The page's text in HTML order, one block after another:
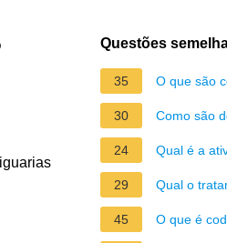
Questões
35 O que são
30 Como são
24 Qual é a
29 Qual o
45 O que é